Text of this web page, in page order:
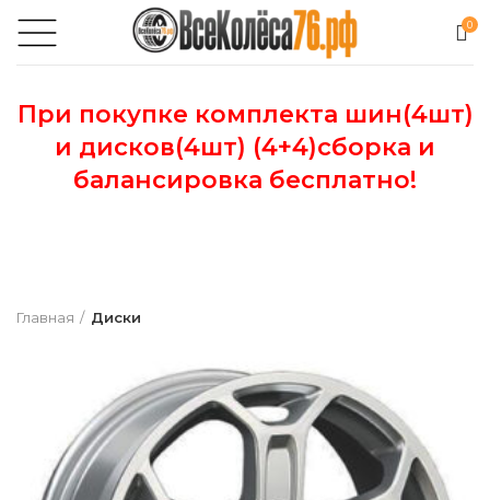
0
При покупке комплекта шин(4шт)
и дисков(4шт) (4+4)сборка и
балансировка бесплатно!
Главная Диски